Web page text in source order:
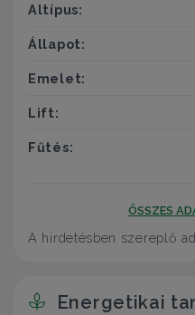
Altípus:
Állapot:
Emelet:
Lift:
Fűtés:
ÖSSZES
A hirdetésben szereplő
Energetikai